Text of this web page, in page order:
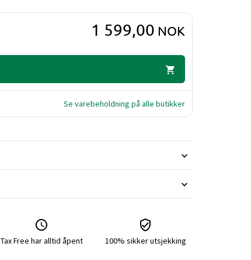
1 599,00 NOK
Se varebeholdning på alle butikker
Tax Free har alltid åpent 100% sikker utsjekking